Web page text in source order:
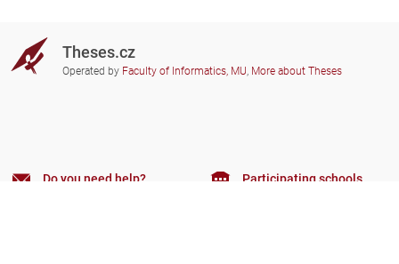
Theses.cz
Operated by Faculty of Informatics, MU, More about Theses
Do you need help? Participating schools